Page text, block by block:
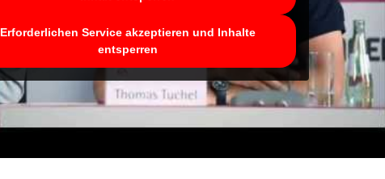
Erforderlichen Service akzeptieren und Inhalte
entsperren